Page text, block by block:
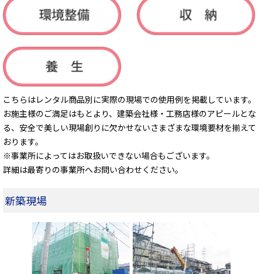
こちらはレンタル商品別に実際の現場での使用例を掲載しています。
お施主様のご満足はもとより、建築会社様・工務店様のアピールとな
る、安全で美しい現場創りに欠かせないさまざまな環境要材を揃えて
おります。
※事業所によってはお取扱いできない場合もございます。
詳細は最寄りの事業所へお問い合わせください。
新築現場